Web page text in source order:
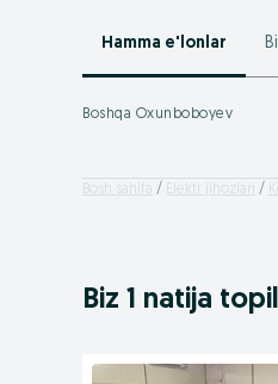
Hamma e'lonlar
Boshqa Oxunboboyev
Bosh sahifa Elektr jihozlari
Biz 1 natija